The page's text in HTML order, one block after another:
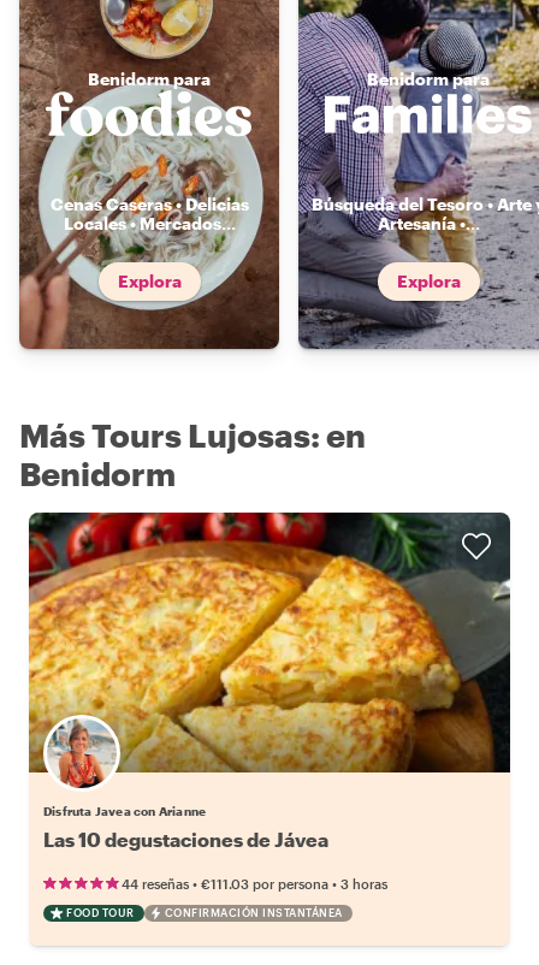
Benidorm para
Cenas Caseras • Delicias
Locales • Mercados...
Explora
Benidorm para
Búsqueda del Tesoro • Arte
Artesanía •...
Explora
Más Tours Lujosas: en
Benidorm
Disfruta Javea con Arianne
Las 10 degustaciones de Jávea
44 reseñas • €111.03 por persona • 3 horas
FOOD TOUR CONFIRMACIÓN INSTANTÁNEA